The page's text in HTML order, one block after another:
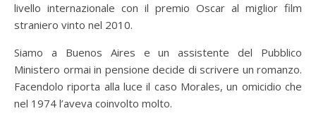
livello internazionale con il premio Oscar al miglior film
straniero vinto nel 2010.
Siamo a Buenos Aires e un assistente del Pubblico
Ministero ormai in pensione decide di scrivere un romanzo.
Facendolo riporta alla luce il caso Morales, un omicidio che
nel 1974 l’aveva coinvolto molto.